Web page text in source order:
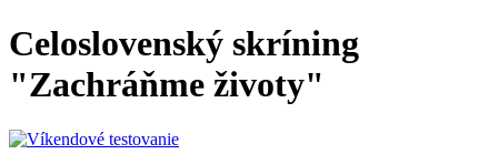
Celoslovenský skríning
"Zachráňme životy"